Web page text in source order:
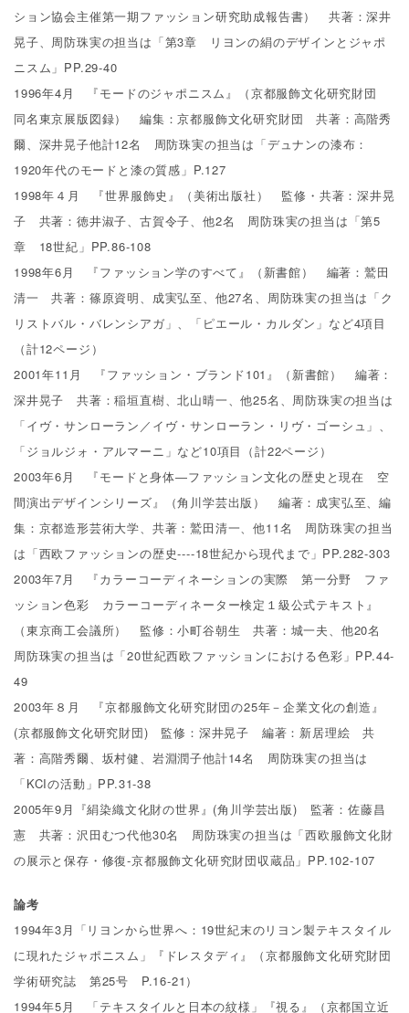
ション協会主催第一期ファッション研究助成報告書） 共著：深井
晃子、周防珠実の担当は「第3章 リヨンの絹のデザインとジャポ
ニスム」PP.29-40
1996年4月 『モードのジャポニスム』（京都服飾文化研究財団
同名東京展版図録） 編集：京都服飾文化研究財団 共著：高階秀
爾、深井晃子他計12名 周防珠実の担当は「デュナンの漆布：
1920年代のモードと漆の質感」P.127
1998年４月 『世界服飾史』（美術出版社） 監修・共著：深井晃
子 共著：徳井淑子、古賀令子、他2名 周防珠実の担当は「第5
章 18世紀」PP.86-108
1998年6月 『ファッション学のすべて』（新書館） 編著：鷲田
清一 共著：篠原資明、成実弘至、他27名、周防珠実の担当は「ク
リストバル・バレンシアガ」、「ピエール・カルダン」など4項目
（計12ページ）
2001年11月 『ファッション・ブランド101』（新書館） 編著：
深井晃子 共著：稲垣直樹、北山晴一、他25名、周防珠実の担当は
「イヴ・サンローラン／イヴ・サンローラン・リヴ・ゴーシュ」、
「ジョルジォ・アルマーニ」など10項目（計22ページ）
2003年6月 『モードと身体―ファッション文化の歴史と現在 空
間演出デザインシリーズ』（角川学芸出版） 編著：成実弘至、編
集：京都造形芸術大学、共著：鷲田清一、他11名 周防珠実の担当
は「西欧ファッションの歴史----18世紀から現代まで」PP.282-303
2003年7月 『カラーコーディネーションの実際 第一分野 ファ
ッション色彩 カラーコーディネーター検定１級公式テキスト』
（東京商工会議所） 監修：小町谷朝生 共著：城一夫、他20名
周防珠実の担当は「20世紀西欧ファッションにおける色彩」PP.44-
49
2003年８月 『京都服飾文化研究財団の25年－企業文化の創造』
(京都服飾文化研究財団) 監修：深井晃子 編著：新居理絵 共
著：高階秀爾、坂村健、岩淵潤子他計14名 周防珠実の担当は
「KCIの活動」PP.31-38
2005年9月『絹染織文化財の世界』(角川学芸出版) 監著：佐藤昌
憲 共著：沢田むつ代他30名 周防珠実の担当は「西欧服飾文化財
の展示と保存・修復‐京都服飾文化研究財団収蔵品」PP.102-107
論考
1994年3月「リヨンから世界へ：19世紀末のリヨン製テキスタイル
に現れたジャポニスム」『ドレスタディ』（京都服飾文化研究財団
学術研究誌 第25号 P.16-21）
1994年5月 「テキスタイルと日本の紋様」『視る』（京都国立近